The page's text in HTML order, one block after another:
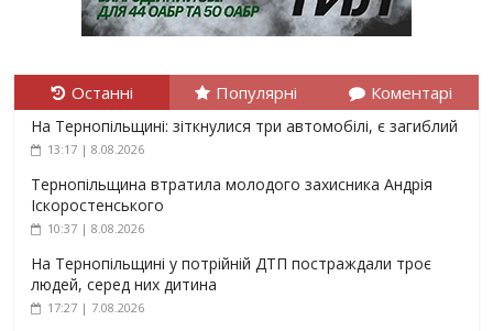
Останні Популярні Коментарі
На Тернопільщині: зіткнулися три автомобілі, є загиблий
13:17 | 8.08.2026
Тернопільщина втратила молодого захисника Андрія
Іскоростенського
10:37 | 8.08.2026
На Тернопільщині у потрійній ДТП постраждали троє
людей, серед них дитина
17:27 | 7.08.2026